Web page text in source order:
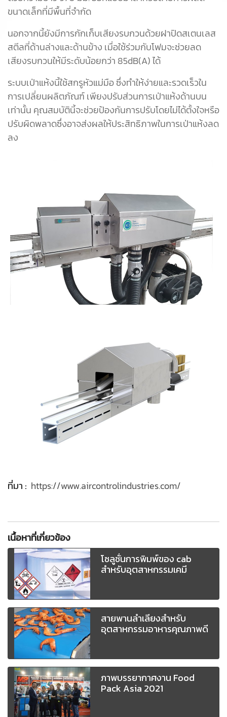
ขนาดเล็กที่มีพื้นที่จำกัด
นอกจากนี้ยังมีการกักเก็บเสียงรบกวนด้วยฝาปิดสเตนเลส
สตีลที่ด้านล่างและด้านข้าง เมื่อใช้ร่วมกับโฟมจะช่วยลด
เสียงรบกวนให้มีระดับน้อยกว่า 85dB(A) ได้
ระบบเป่าแห้งนี้ใช้สกรูหัวแม่มือ ซึ่งทำให้ง่ายและรวดเร็วใน
การเปลี่ยนผลิตภัณฑ์ เพียงปรับส่วนการเป่าแห้งด้านบน
เท่านั้น คุณสมบัตินี้จะช่วยป้องกันการปรับโดยไม่ได้ตั้งใจหรือ
ปรับผิดพลาดซึ่งอาจส่งผลให้ประสิทธิภาพในการเป่าแห้งลด
ลง
ที่มา : https://www.aircontrolindustries.com/
เนื้อหาที่เกี่ยวข้อง
โซลูชั่นการพิมพ์ของ cab
สำหรับอุตสาหกรรมเคมี
สายพานลำเลียงสำหรับ
อุตสาหกรรมอาหารคุณภาพดี
ภาพบรรยากาศงาน Food
Pack Asia 2021